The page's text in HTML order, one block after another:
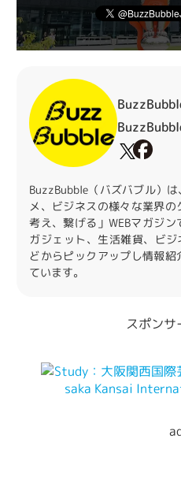
BuzzBubble（バズバブル）
メ、ビジネスの様々な業界の
考え、繋げる」WEBマガジ
ガジェット、生活雑貨、ビ
どからピックアップし情報
ています。
スポンサ